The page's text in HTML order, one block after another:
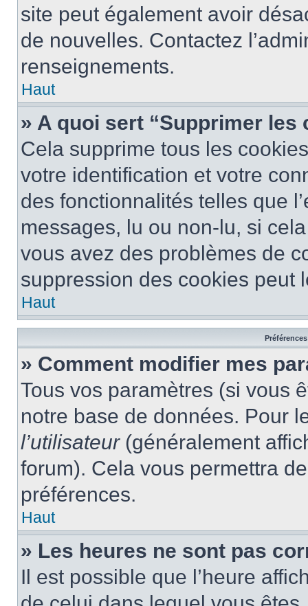
site peut également avoir
de nouvelles. Contactez
renseignements.
Haut
» A quoi sert “Supprimer les
Cela supprime tous les
votre identification et votre
des fonctionnalités telles que
messages, lu ou non-lu, si
vous avez des problèmes de
suppression des cookies peut
Haut
» Comment modifier mes
Tous vos paramètres (si vous
notre base de données. Pour
l’utilisateur(généralement
forum). Cela vous permettra
préférences.
Haut
» Les heures ne sont pas
Il est possible que l’heure